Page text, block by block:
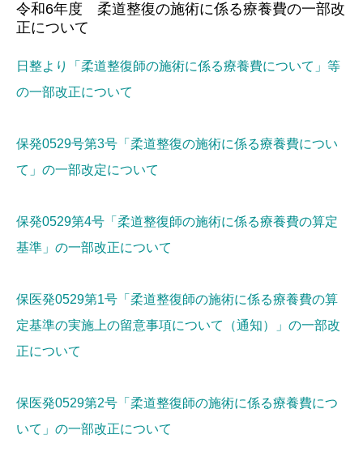
令和6年度 柔道整復の施術に係る療養費の一部改
正について
日整より「柔道整復師の施術に係る療養費について」等
の一部改正について
保発0529号第3号「柔道整復の施術に係る療養費につい
て」の一部改定について
保発0529第4号「柔道整復師の施術に係る療養費の算定
基準」の一部改正について
保医発0529第1号「柔道整復師の施術に係る療養費の算
定基準の実施上の留意事項について（通知）」の一部改
正について
保医発0529第2号「柔道整復師の施術に係る療養費につ
いて」の一部改正について